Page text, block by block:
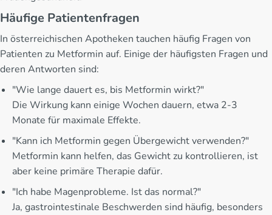
Häufige Patientenfragen
In österreichischen Apotheken tauchen häufig Fragen von
Patienten zu Metformin auf. Einige der häufigsten Fragen und
deren Antworten sind:
"Wie lange dauert es, bis Metformin wirkt?"
Die Wirkung kann einige Wochen dauern, etwa 2-3
Monate für maximale Effekte.
"Kann ich Metformin gegen Übergewicht verwenden?"
Metformin kann helfen, das Gewicht zu kontrollieren, ist
aber keine primäre Therapie dafür.
"Ich habe Magenprobleme. Ist das normal?"
Ja, gastrointestinale Beschwerden sind häufig, besonders